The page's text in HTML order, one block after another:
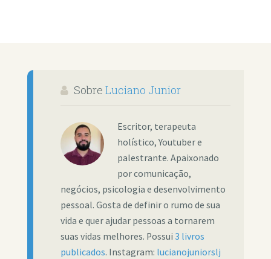
Sobre Luciano Junior
Escritor, terapeuta
holístico, Youtuber e
palestrante. Apaixonado
por comunicação,
negócios, psicologia e desenvolvimento
pessoal. Gosta de definir o rumo de sua
vida e quer ajudar pessoas a tornarem
suas vidas melhores. Possui 3 livros
publicados. Instagram: lucianojuniorslj